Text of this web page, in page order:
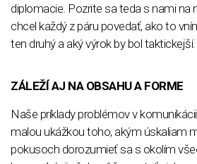
diplomacie. Pozrite sa teda s nami na
chcel každý z páru povedať, ako to
ten druhý a aký výrok by bol taktickejší.
ZÁLEŽÍ AJ NA OBSAHU A FORME
Naše príklady problémov v
malou ukážkou toho, akým úskaliam
pokusoch dorozumieť sa s okolím